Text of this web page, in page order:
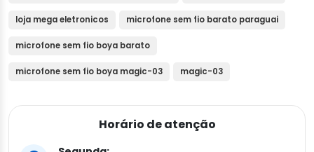
loja mega eletronicos microfone sem fio barato paraguai
microfone sem fio boya barato
microfone sem fio boya magic-03 magic-03
Horário de atenção